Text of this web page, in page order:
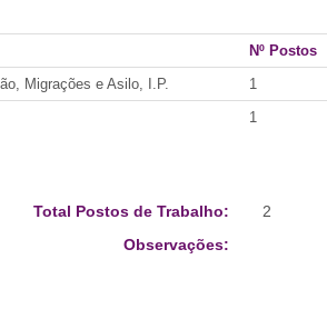
Nº Postos
Migrações e Asilo, I.P.
1
1
Total Postos de Trabalho:
2
Observações: